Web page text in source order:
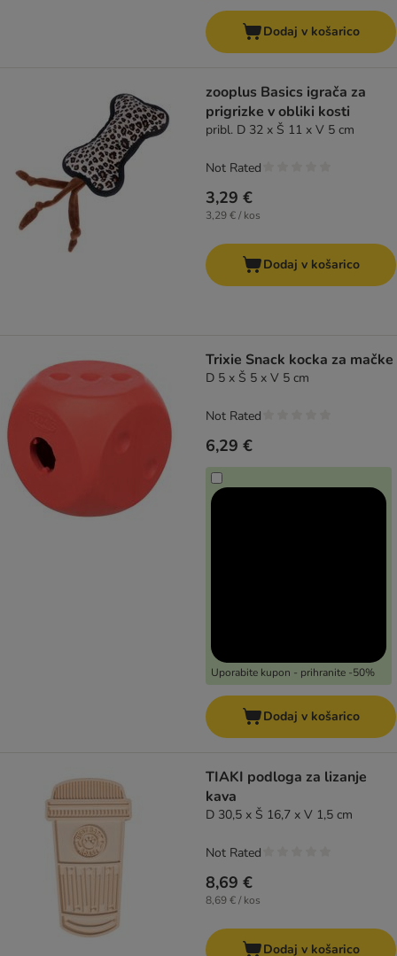
Dodaj v košarico
zooplus Basics igrača za
prigrizke v obliki kosti
pribl. D 32 x Š 11 x V 5 cm
3,29 €
3,29 € / kos
Not Rated
Dodaj v košarico
Trixie Snack kocka za mačke
D 5 x Š 5 x V 5 cm
6,29 €
Uporabite kupon - prihranite -50%
Not Rated
Dodaj v košarico
TIAKI podloga za lizanje
kava
D 30,5 x Š 16,7 x V 1,5 cm
8,69 €
8,69 € / kos
Not Rated
Dodaj v košarico